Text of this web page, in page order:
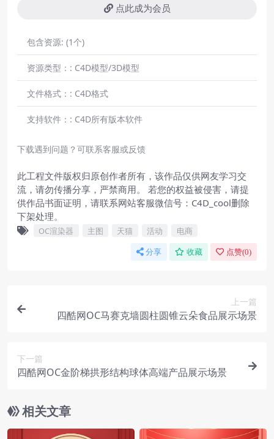
点此成为会员
包含资源: (1个)
资源类型：: C4D模型/3D模型
文件格式：: C4D格式
支持软件：: C4D所有版本软件
下载遇到问题？可联系客服或反馈
此工程文件版权归原创作者所有，该作品仅供网友学习交
流，请勿传播分享，严禁商用。 若您的权益被侵害，请提
供作品书面证明，请联系网站客服微信号：C4D_cool删除
下架处理。
OC渲染器 主图 天猫 活动 电商
分享 收藏 点赞(0)
上一篇
四酷网OC马赛克墙圆柱圆锥云朵食品展示场景
下一篇
四酷网OC金阶梯拱形结构球体高端产品展示场景
相关文章